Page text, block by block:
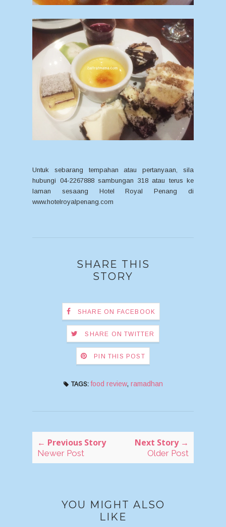
Untuk sebarang tempahan atau pertanyaan, sila
hubungi 04-2267888 sambungan 318 atau terus ke
laman sesaang Hotel Royal Penang di
www.hotelroyalpenang.com
SHARE THIS
STORY
SHARE ON FACEBOOK
SHARE ON TWITTER
PIN THIS POST
TAGS: food review, ramadhan
← Previous Story
Newer Post
Next Story →
Older Post
YOU MIGHT ALSO
LIKE